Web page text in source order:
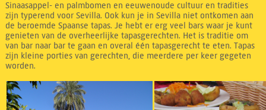
Sinaasappel- en palmbomen en eeuwenoude cultuur en tradities
zijn typerend voor Sevilla. Ook kun je in Sevilla niet ontkomen aan
de beroemde Spaanse tapas. Je hebt er erg veel bars waar je kunt
genieten van de overheerlijke tapasgerechten. Het is traditie om
van bar naar bar te gaan en overal één tapasgerecht te eten. Tapas
zijn kleine porties van gerechten, die meerdere per keer gegeten
worden.